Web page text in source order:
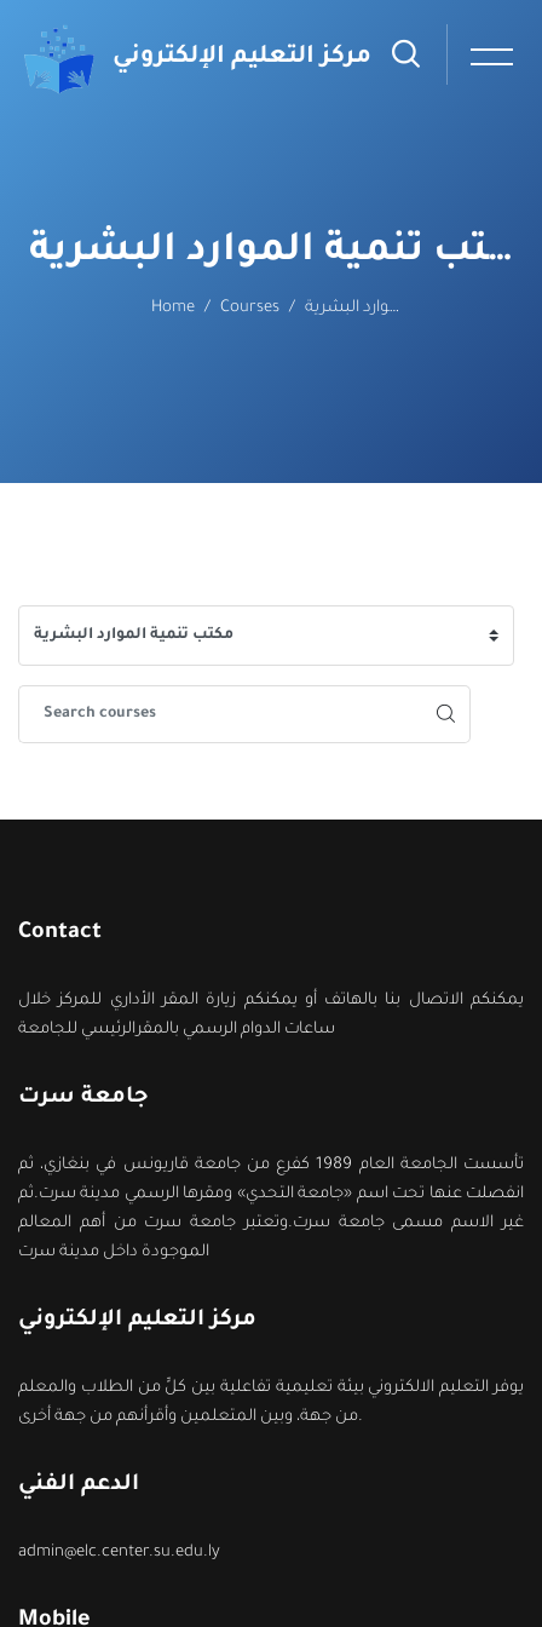
مركز التعليم الإلكتروني
مكتب تنمية الموارد البشرية
Home Courses مكتب تنمية الموارد البشرية
Contact
يمكنكم الاتصال بنا بالهاتف أو يمكنكم زيارة المقر الأداري للمركز خلال
ساعات الدوام الرسمي بالمقرالرئيسي للجامعة
جامعة سرت
تأسست الجامعة العام 1989 كفرع من جامعة قاريونس في بنغازي، ثم
انفصلت عنها تحت اسم «جامعة التحدي» ومقرها الرسمي مدينة سرت.ثم
غير الاسم مسمى جامعة سرت.وتعتبر جامعة سرت من أهم المعالم
الموجودة داخل مدينة سرت
مركز التعليم الإلكتروني
يوفر التعليم الالكتروني بيئة تعليمية تفاعلية بين كلٍّ من الطلاب والمعلم
من جهة، وبين المتعلمين وأقرأنهم من جهة أخرى.
الدعم الفني
admin@elc.center.su.edu.ly
Mobile